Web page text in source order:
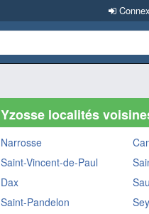
Yzosse localités
Narrosse
Saint-Vincent-de-Paul
Dax
Saint-Pandelon